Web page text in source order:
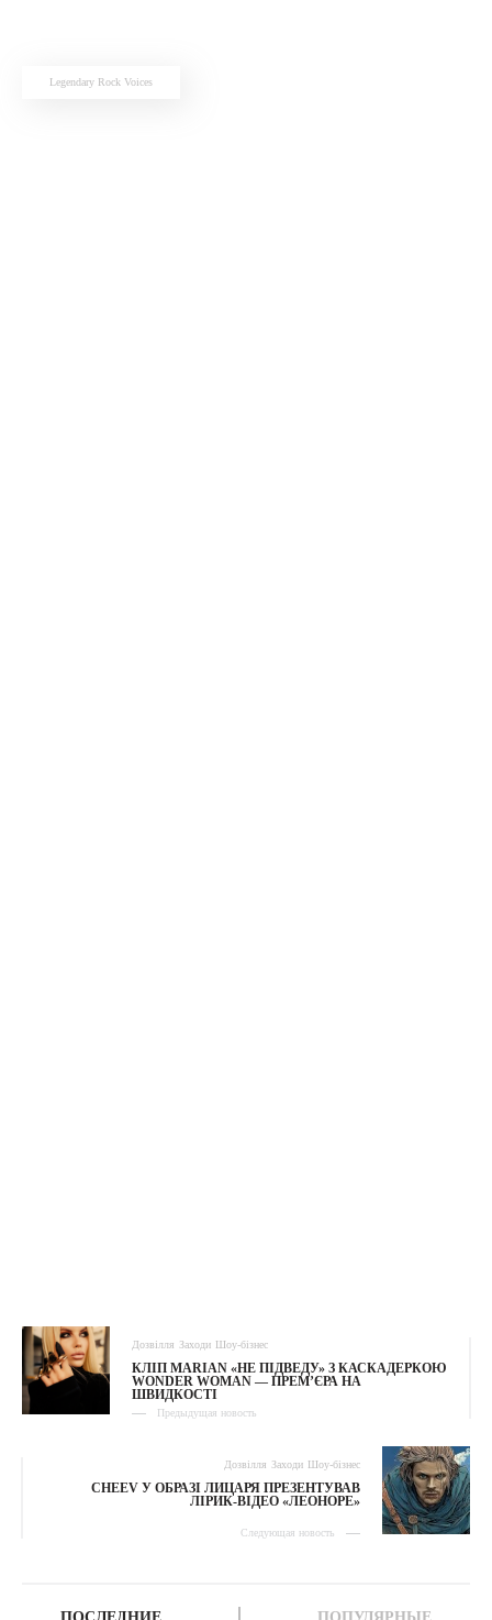
Legendary Rock Voices
Дозвілля Заходи Шоу-бізнес
КЛІП MARIAN «НЕ ПІДВЕДУ» З КАСКАДЕРКОЮ
WONDER WOMAN — ПРЕМ’ЄРА НА
ШВИДКОСТІ
Предыдущая новость
Дозвілля Заходи Шоу-бізнес
CHEEV У ОБРАЗІ ЛИЦАРЯ ПРЕЗЕНТУВАВ
ЛІРИК-ВІДЕО «ЛЕОНОРЕ»
Следующая новость